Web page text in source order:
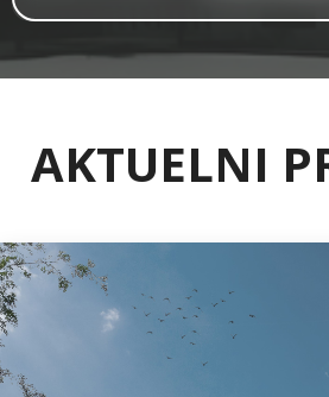
AKTUELNI
ILIDŽA
Projekat „Bijeli